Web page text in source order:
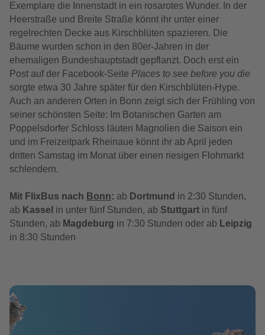
Exemplare die Innenstadt in ein rosarotes Wunder. In der
Heerstraße und Breite Straße könnt ihr unter einer
regelrechten Decke aus Kirschblüten spazieren. Die
Bäume wurden schon in den 80er-Jahren in der
ehemaligen Bundeshauptstadt gepflanzt. Doch erst ein
Post auf der Facebook-Seite Places to see before you die
sorgte etwa 30 Jahre später für den Kirschblüten-Hype.
Auch an anderen Orten in Bonn zeigt sich der Frühling von
seiner schönsten Seite: Im Botanischen Garten am
Poppelsdorfer Schloss läuten Magnolien die Saison ein
und im Freizeitpark Rheinaue könnt ihr ab April jeden
dritten Samstag im Monat über einen riesigen Flohmarkt
schlendern.
Mit FlixBus nach Bonn: ab Dortmund in 2:30 Stunden,
ab Kassel in unter fünf Stunden, ab Stuttgart in fünf
Stunden, ab Magdeburg in 7:30 Stunden oder ab Leipzig
in 8:30 Stunden